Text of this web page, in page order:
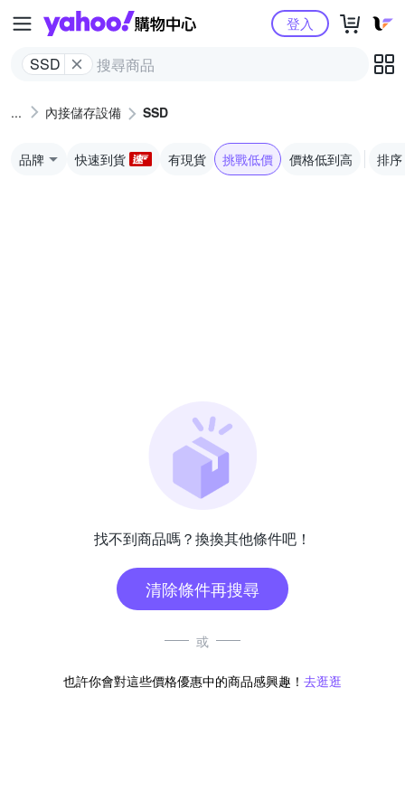
Yahoo購物中心
SSD
登入
內接儲存設備 SSD
品牌 快速到貨 有現貨 挑戰低價 價格低到高 排序
找不到商品嗎？換換其他條件吧！
清除條件再搜尋
或
也許你會對這些價格優惠中的商品感興趣！ 去逛逛